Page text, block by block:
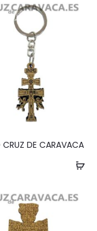
CRUZ DE CARAVACA